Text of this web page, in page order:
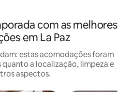
com as melhores
em La Paz
estas acomodações foram
a localização, limpeza e
aspectos.